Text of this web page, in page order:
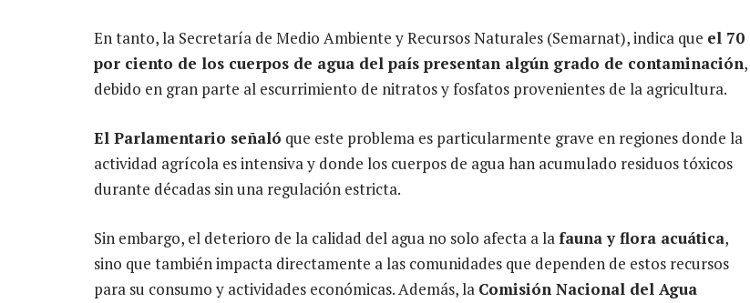
En tanto, la Secretaría de Medio Ambiente y Recursos Naturales (Semarnat), indica que el 70
por ciento de los cuerpos de agua del país presentan algún grado de contaminación,
debido en gran parte al escurrimiento de nitratos y fosfatos provenientes de la agricultura.
El Parlamentario señaló que este problema es particularmente grave en regiones donde la
actividad agrícola es intensiva y donde los cuerpos de agua han acumulado residuos tóxicos
durante décadas sin una regulación estricta.
Sin embargo, el deterioro de la calidad del agua no solo afecta a lafauna y flora acuática,
sino que también impacta directamente a las comunidades que dependen de estos recursos
para su consumo y actividades económicas. Además, la Comisión Nacional del Agua